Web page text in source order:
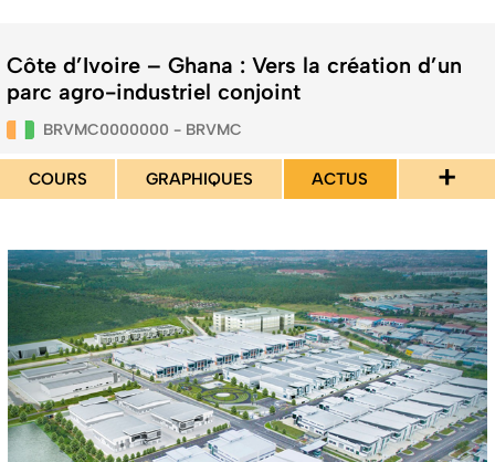
Côte d’Ivoire – Ghana : Vers la création d’un
parc agro-industriel conjoint
BRVMC0000000 - BRVMC
COURS GRAPHIQUES ACTUS +